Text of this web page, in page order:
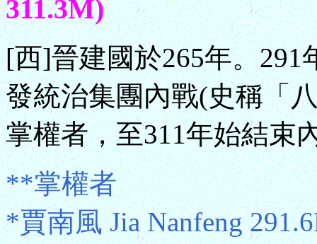
311.3M)
[西]晉建國於265年。
發統治集團內戰(史稱「
掌權者，至311年始結束
**掌權者
*賈南風 Jia Nanfeng